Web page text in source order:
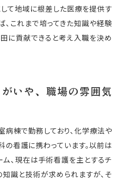
て地域に根差した医療を提供す
これまで培ってきた知識や経験
に貢献できると考え入職を決め
いや、職場の雰囲気
棟で勤務しており、化学療法や
看護に携わっています。以前は
、現在は手術看護を主とするチ
知識と技術が求められますが、そ